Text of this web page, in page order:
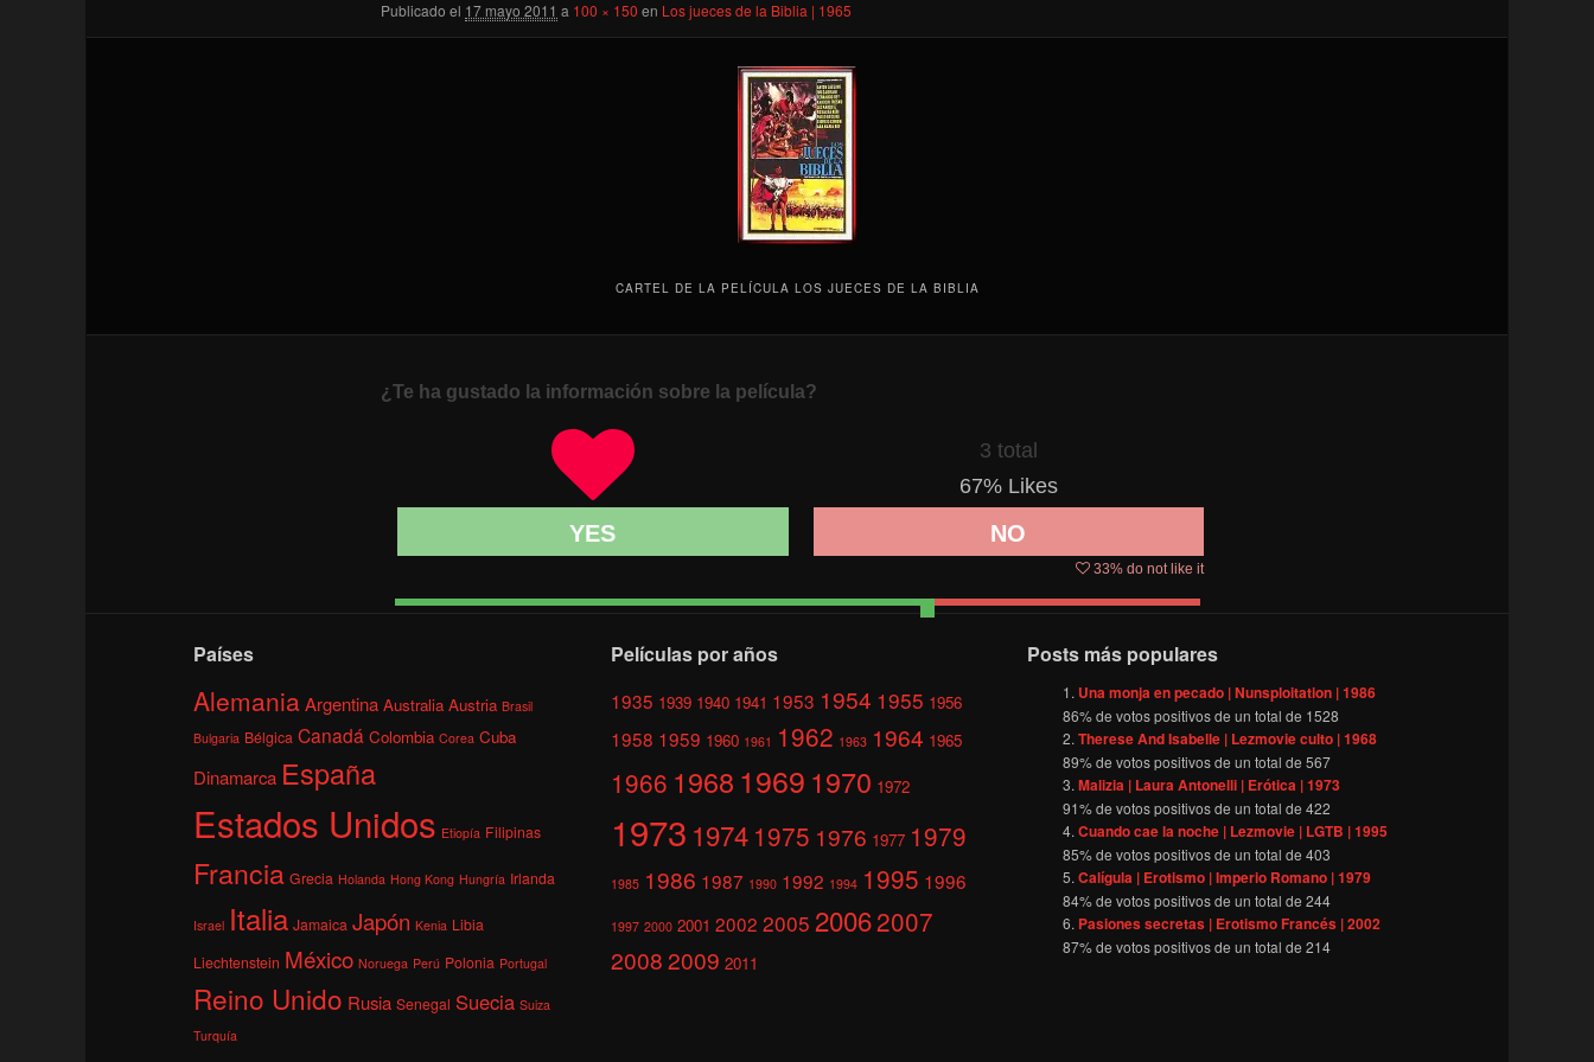
Publicado el 17 mayo 2011 a 100 × 150 en Los jueces de la Biblia | 1965
CARTEL DE LA PELÍCULA LOS JUECES DE LA BIBLIA
¿Te ha gustado la información sobre la película?
3 total
67% Likes
YES NO
33% do not like it
Países
AlemaniaArgentina Australia Austria Brasil
Bulgaria Bélgica Canadá Colombia Corea Cuba
Dinamarca España
Estados Unidos Etiopía Filipinas
Francia Grecia Holanda Hong Kong Hungría Irlanda
Israel Italia Jamaica Japón Kenia Libia
Liechtenstein México Noruega Perú Polonia Portugal
Reino Unido Rusia Senegal Suecia Suiza
Turquía
Películas por años
1935 1939 1940 1941 1953 1954 1955 1956
1958 1959 1960 1961 1962 1963 1964 1965
1966 1968 1969 1970 1972
1973 1974 1975 1976 1977 1979
1985 1986 1987 1990 1992 1994 1995 1996
1997 2000 2001 2002 2005 20062007
20082009 2011
Posts más populares
Una monja en pecado | Nunsploitation | 1986
86% de votos positivos de un total de 1528
Therese And Isabelle | Lezmovie culto | 1968
89% de votos positivos de un total de567
Malizia | Laura Antonelli | Erótica | 1973
91% de votos positivos de un total de422
Cuando cae la noche | Lezmovie | LGTB | 1995
85% de votos positivos de un total de403
Calígula | Erotismo | Imperio Romano | 1979
84% de votos positivos de un total de244
Pasiones secretas | Erotismo Francés | 2002
87% de votos positivos de un total de214